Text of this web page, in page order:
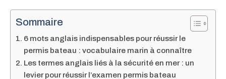
Sommaire
6 mots anglais indispensables pour réussir le
permis bateau : vocabulaire marin à connaître
Les termes anglais liés à la sécurité en mer : un
levier pour réussir l’examen permis bateau